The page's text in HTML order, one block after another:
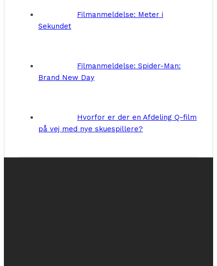
Filmanmeldelse: Meter i
Sekundet
Filmanmeldelse: Spider-Man:
Brand New Day
Hvorfor er der en Afdeling Q-film
på vej med nye skuespillere?